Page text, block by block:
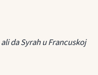
da Syrah u Francuskoj